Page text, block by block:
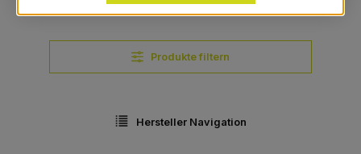
Produkte filtern
Hersteller Navigation